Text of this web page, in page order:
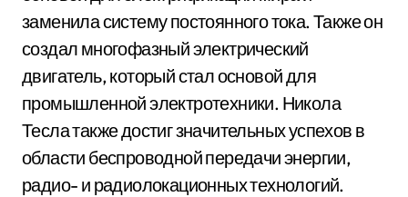
заменила систему постоянного тока. Также он
создал многофазный электрический
двигатель, который стал основой для
промышленной электротехники. Никола
Тесла также достиг значительных успехов в
области беспроводной передачи энергии,
радио- и радиолокационных технологий.